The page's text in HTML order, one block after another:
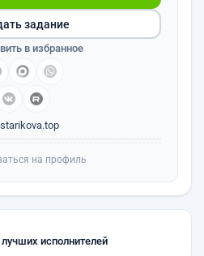
starikova.top
задание
в избранное
на профиль
исполнителей